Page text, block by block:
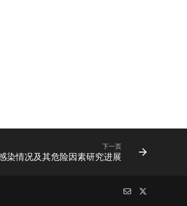
下一页
染情况及其危险因素研究进展